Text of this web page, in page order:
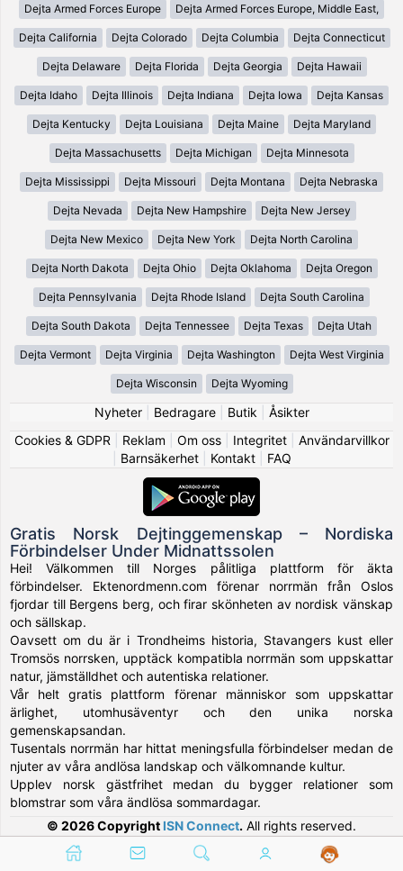
Dejta Armed Forces Europe Dejta Armed Forces Europe, Middle East,
Dejta California Dejta Colorado Dejta Columbia Dejta Connecticut
Dejta Delaware Dejta Florida Dejta Georgia Dejta Hawaii
Dejta Idaho Dejta Illinois Dejta Indiana Dejta Iowa Dejta Kansas
Dejta Kentucky Dejta Louisiana Dejta Maine Dejta Maryland
Dejta Massachusetts Dejta Michigan Dejta Minnesota
Dejta Mississippi Dejta Missouri Dejta Montana Dejta Nebraska
Dejta Nevada Dejta New Hampshire Dejta New Jersey
Dejta New Mexico Dejta New York Dejta North Carolina
Dejta North Dakota Dejta Ohio Dejta Oklahoma Dejta Oregon
Dejta Pennsylvania Dejta Rhode Island Dejta South Carolina
Dejta South Dakota Dejta Tennessee Dejta Texas Dejta Utah
Dejta Vermont Dejta Virginia Dejta Washington Dejta West Virginia
Dejta Wisconsin Dejta Wyoming
Nyheter| Bedragare| Butik
Åsikter
Cookies & GDPR
Reklam Om oss| Integritet| Användarvillkor
Barnsäkerhet| Kontakt| FAQ
Gratis Norsk Dejtinggemenskap – Nordiska
Förbindelser Under Midnattssolen
Hei! Välkommen till Norges pålitliga plattform för äkta
förbindelser. Ektenordmenn.com förenar norrmän från Oslos
fjordar till Bergens berg, och firar skönheten av nordisk vänskap
och sällskap.
Oavsett om du är i Trondheims historia, Stavangers kust eller
Tromsös norrsken, upptäck kompatibla norrmän som uppskattar
natur, jämställdhet och autentiska relationer.
Vår helt gratis plattform förenar människor som uppskattar
ärlighet, utomhusäventyr och den unika norska
gemenskapsandan.
Tusentals norrmän har hittat meningsfulla förbindelser medan de
njuter av våra andlösa landskap och välkomnande kultur.
Upplev norsk gästfrihet medan du bygger relationer som
blomstrar som våra ändlösa sommardagar.
© 2026 Copyright ISN Connect. All rights reserved.